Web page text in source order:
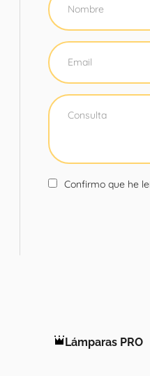
Confirmo que he
Lámparas PRO